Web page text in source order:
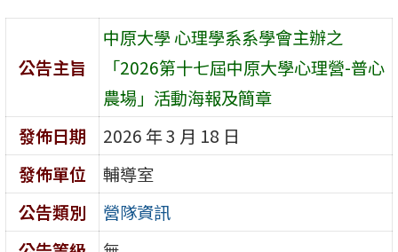
公告主旨
中原大學 心理學系系學會主辦之
「2026第十七屆中原大學心理營-普心
農場」活動海報及簡章
發佈日期
2026 年 3 月 18 日
發佈單位
輔導室
公告類別
營隊資訊